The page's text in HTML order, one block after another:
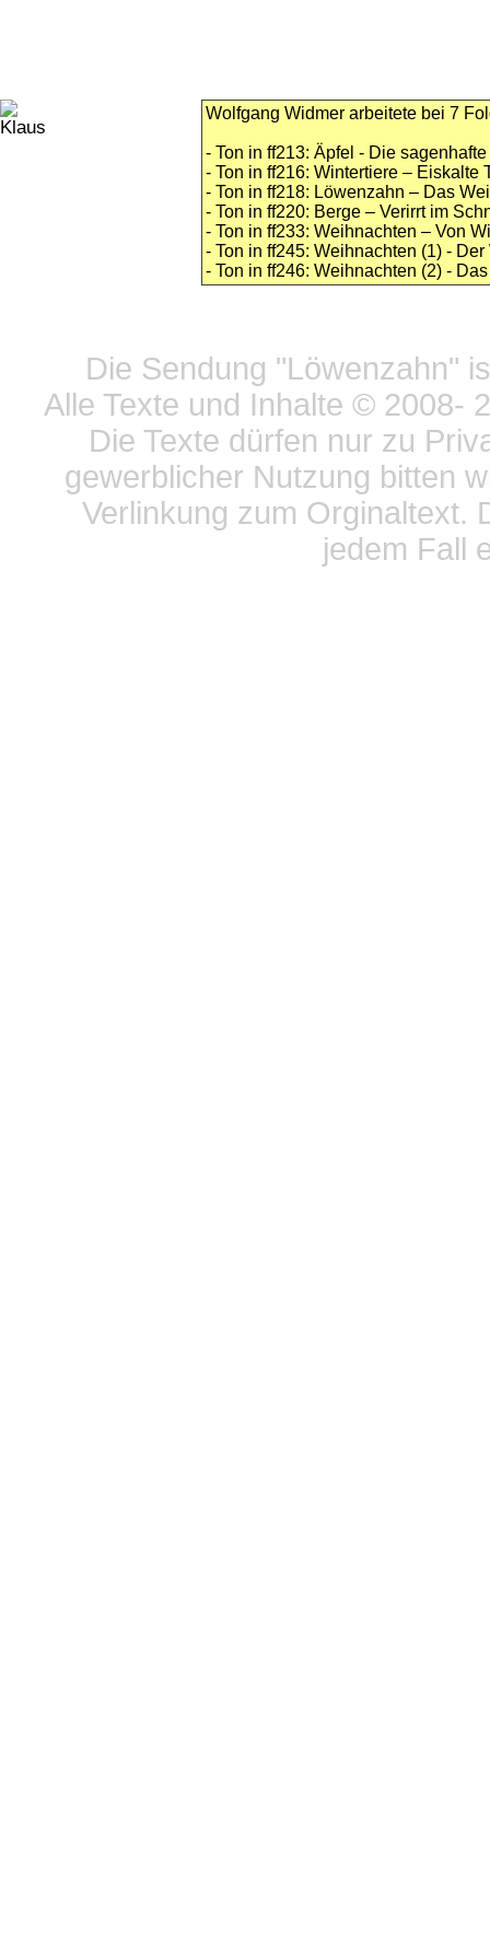
Wolfgang Widmer arbeitete bei 7
- Ton in ff213: Äpfel - Die
- Ton in ff216: Wintertiere – Eiskalte
- Ton in ff218: Löwenzahn – Das
- Ton in ff220: Berge – Verirrt im
- Ton in ff233: Weihnachten – Von
- Ton in ff245: Weihnachten (1) -
- Ton in ff246: Weihnachten (2) -
Die Sendung "Löwenzahn"
Alle Texte und Inhalte © 2008-
Die Texte dürfen nur zu
gewerblicher Nutzung bitten
Verlinkung zum Orginaltext.
jedem Fall